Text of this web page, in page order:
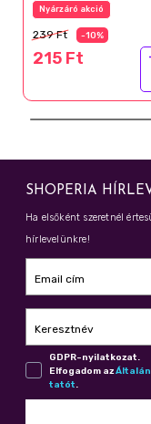
Nyárzáró akció
239 Ft -10%
215 Ft
SHOPERIA
Ha elsőként szeretnél
hírlevelünkre!
Email cím
Keresztnév
GDPR-nyilatkozat.
Elfogadom az
ta­tót.